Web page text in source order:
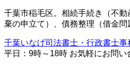
コ
ン
ン
ツ
ナ
ビ
ー
シ
千葉市稲毛区。相続手続き（不
棄の申立て）、債務整理（借金問
千葉いなげ司法書士・行政書士事
平日：9時～18時 お気軽にお問い